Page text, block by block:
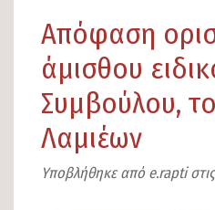
Απόφαση
άμισθου
Συμβούλου,
Λαμιέων
Υποβλήθηκε από e.rapti